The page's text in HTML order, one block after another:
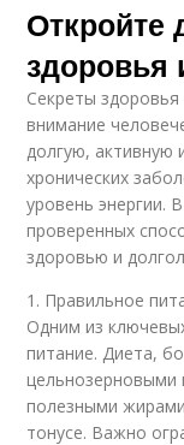
Откройте
здоровья
Секреты
внимание
долгую, активную
хронических
уровень энергии.
проверенных
здоровью и
1. Правильное
Одним из
питание. Диета,
цельнозерновыми
полезными
тонусе. Важно